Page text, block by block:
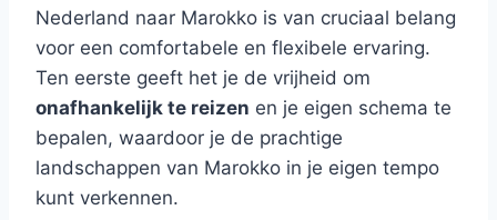
Nederland naar Marokko is van cruciaal belang
voor een comfortabele en flexibele ervaring.
Ten eerste geeft het je de vrijheid om
onafhankelijk te reizen en je eigen schema te
bepalen, waardoor je de prachtige
landschappen van Marokko in je eigen tempo
kunt verkennen.